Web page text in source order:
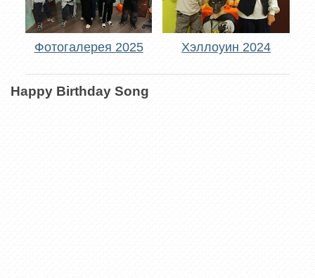
Фотогалерея 2025 Хэллоуин 2024
Happy Birthday Song